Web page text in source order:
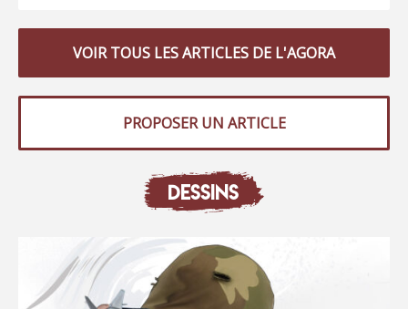
VOIR TOUS LES ARTICLES DE L'AGORA
PROPOSER UN ARTICLE
DESSINS